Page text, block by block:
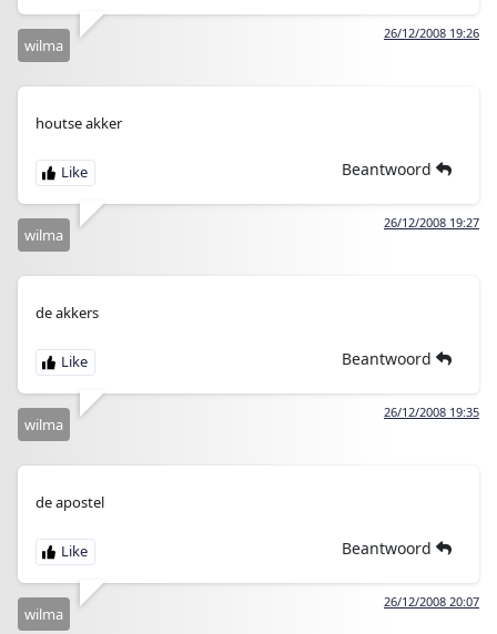
26/12/2008 19:26
wilma
houtse akker
Beantwoord
26/12/2008 19:27
wilma
de akkers
Beantwoord
26/12/2008 19:35
wilma
de apostel
Beantwoord
26/12/2008 20:07
wilma